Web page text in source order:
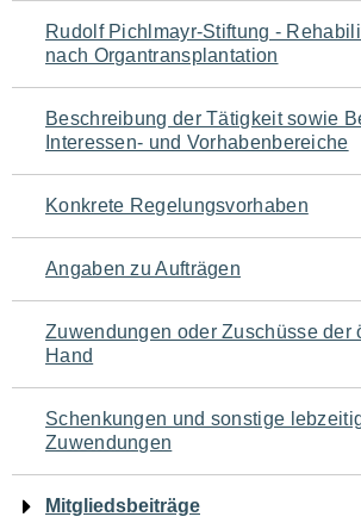
Navigation
für
den
Seiteninhalt
Rudolf Pichlmayr-Stiftung -
nach Organtransplantation
Beschreibung der Tätigkeit sowie
Interessen- und Vorhabenbereiche
Konkrete Regelungsvorhaben
Angaben zu Aufträgen
Zuwendungen oder Zuschüsse der
Hand
Schenkungen und sonstige
Zuwendungen
Mitgliedsbeiträge